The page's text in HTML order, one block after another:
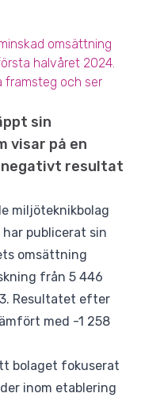
omsättning
halvåret 2024.
framsteg och ser
sin
visar på en
negativt resultat
miljöteknikbolag
publicerat sin
omsättning
från 5 446
Resultatet efter
med -1 258
bolaget fokuserat
inom etablering